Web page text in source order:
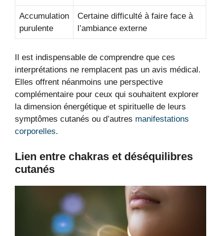
Accumulation
purulente
Certaine difficulté à faire face à
l’ambiance externe
Il est indispensable de comprendre que ces
interprétations ne remplacent pas un avis médical.
Elles offrent néanmoins une perspective
complémentaire pour ceux qui souhaitent explorer
la dimension énergétique et spirituelle de leurs
symptômes cutanés ou d’autres manifestations
corporelles.
Lien entre chakras et déséquilibres
cutanés